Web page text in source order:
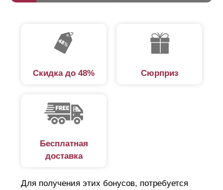
Скидка до 48% Сюрприз
Бесплатная
доставка
Для получения этих бонусов, потребуется